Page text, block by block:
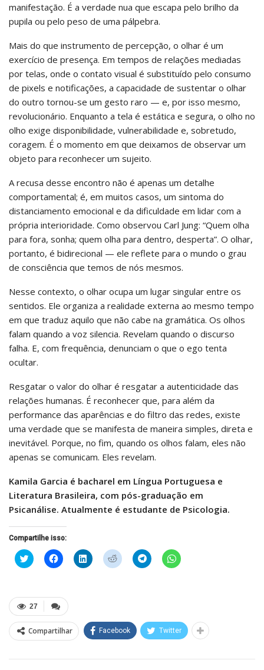
manifestação. É a verdade nua que escapa pelo brilho da
pupila ou pelo peso de uma pálpebra.
Mais do que instrumento de percepção, o olhar é um
exercício de presença. Em tempos de relações mediadas
por telas, onde o contato visual é substituído pelo consumo
de pixels e notificações, a capacidade de sustentar o olhar
do outro tornou-se um gesto raro — e, por isso mesmo,
revolucionário. Enquanto a tela é estática e segura, o olho no
olho exige disponibilidade, vulnerabilidade e, sobretudo,
coragem. É o momento em que deixamos de observar um
objeto para reconhecer um sujeito.
A recusa desse encontro não é apenas um detalhe
comportamental; é, em muitos casos, um sintoma do
distanciamento emocional e da dificuldade em lidar com a
própria interioridade. Como observou Carl Jung: “Quem olha
para fora, sonha; quem olha para dentro, desperta”. O olhar,
portanto, é bidirecional — ele reflete para o mundo o grau
de consciência que temos de nós mesmos.
Nesse contexto, o olhar ocupa um lugar singular entre os
sentidos. Ele organiza a realidade externa ao mesmo tempo
em que traduz aquilo que não cabe na gramática. Os olhos
falam quando a voz silencia. Revelam quando o discurso
falha. E, com frequência, denunciam o que o ego tenta
ocultar.
Resgatar o valor do olhar é resgatar a autenticidade das
relações humanas. É reconhecer que, para além da
performance das aparências e do filtro das redes, existe
uma verdade que se manifesta de maneira simples, direta e
inevitável. Porque, no fim, quando os olhos falam, eles não
apenas se comunicam. Eles revelam.
Kamila Garcia é bacharel em Língua Portuguesa e
Literatura Brasileira, com pós-graduação em
Psicanálise. Atualmente é estudante de Psicologia.
Compartilhe isso:
Clique
para
em
nova
janela)
Clique
para
em
nova
janela)
Clique
para
Clique
para
Clique
para
Clique
para
27
Compartilhar Facebook Twitter